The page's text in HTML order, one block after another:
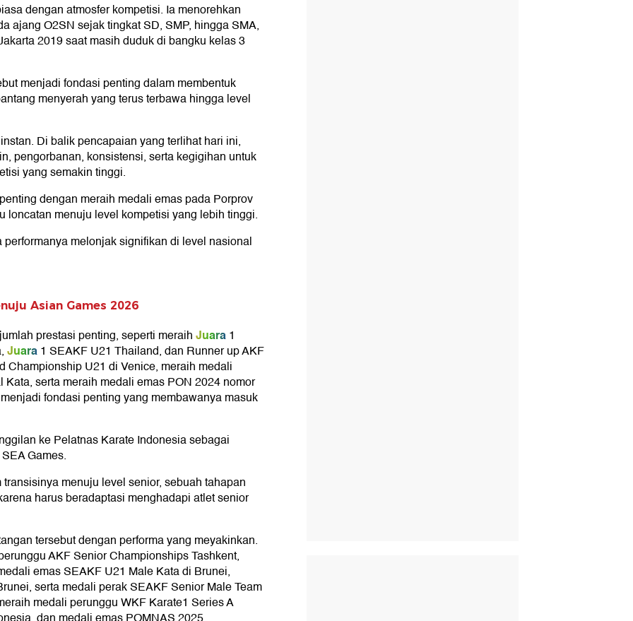
dengan atmosfer kompetisi. Ia menorehkan
ajang O2SN sejak tingkat SD, SMP, hingga SMA,
2019 saat masih duduk di bangku kelas 3
menjadi fondasi penting dalam membentuk
menyerah yang terus terbawa hingga level
Di balik pencapaian yang terlihat hari ini,
pengorbanan, konsistensi, serta kegigihan untuk
yang semakin tinggi.
dengan meraih medali emas pada Porprov
loncatan menuju level kompetisi yang lebih tinggi.
melonjak signifikan di level nasional
Asian Games 2026
prestasi penting, seperti meraihJuara1
Juara1 SEAKF U21 Thailand, dan Runner up AKF
Championship U21 di Venice, meraih medali
serta meraih medali emas PON 2024 nomor
fondasi penting yang membawanya masuk
ke Pelatnas Karate Indonesia sebagai
Games.
menuju level senior, sebuah tahapan
harus beradaptasi menghadapi atlet senior
tersebut dengan performa yang meyakinkan.
AKF Senior Championships Tashkent,
emas SEAKF U21 Male Kata di Brunei,
serta medali perak SEAKF Senior Male Team
medali perunggu WKF Karate1 Series A